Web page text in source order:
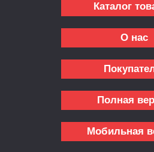
Каталог
О нас
Полная
Мобильная